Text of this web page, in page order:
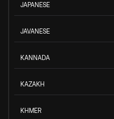
JAPANESE
JAVANESE
KANNADA
KAZAKH
KHMER